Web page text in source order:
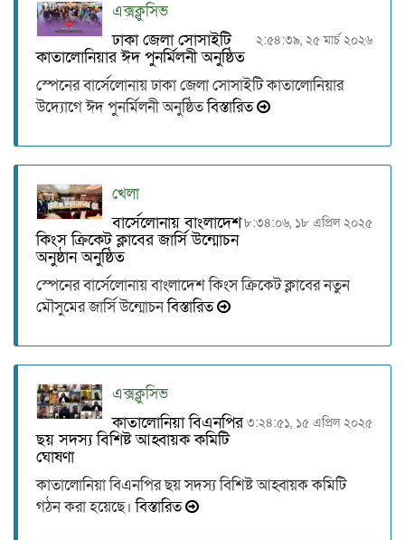
এক্সক্লুসিভ
২:৫৪:৩৯, ২৫ মার্চ ২০২৬
ঢাকা জেলা সোসাইটি
কাতালোনিয়ার ঈদ পুনর্মিলনী অনুষ্ঠিত
স্পেনের বার্সেলোনায় ঢাকা জেলা সোসাইটি কাতালোনিয়ার
উদ্যোগে ঈদ পুনর্মিলনী অনুষ্ঠিতবিস্তারিত
খেলা
৮:৩৪:০৬, ১৮ এপ্রিল ২০২৫
বার্সেলোনায় বাংলাদেশ
কিংস ক্রিকেট ক্লাবের জার্সি উন্মোচন
অনুষ্ঠান অনুষ্ঠিত
স্পেনের বার্সেলোনায় বাংলাদেশ কিংস ক্রিকেট ক্লাবের নতুন
মৌসুমের জার্সি উন্মোচনবিস্তারিত
এক্সক্লুসিভ
৩:২৪:৫১, ১৫ এপ্রিল ২০২৫
কাতালোনিয়া বিএনপির
ছয় সদস্য বিশিষ্ট আহ্বায়ক কমিটি
ঘোষণা
কাতালোনিয়া বিএনপির ছয় সদস্য বিশিষ্ট আহ্বায়ক কমিটি
গঠন করা হয়েছে। বিস্তারিত